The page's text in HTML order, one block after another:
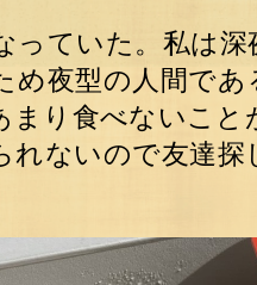
っていた。私は
め夜型の人間で
まり食べないこ
れないので友達